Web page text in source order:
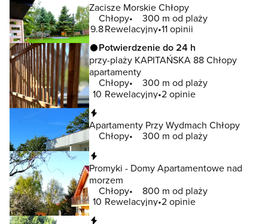
Zacisze Morskie Chłopy
Chłopy
300 m od plaży
9.8Rewelacyjny 11 opinii
Potwierdzenie do 24 h
przy-plaży KAPITAŃSKA 88 Chłopy
apartamenty
Chłopy
300 m od plaży
10 Rewelacyjny 2 opinie
Apartamenty Przy Wydmach Chłopy
Chłopy
300 m od plaży
Promyki - Domy Apartamentowe nad
morzem
Chłopy
800 m od plaży
10 Rewelacyjny 2 opinie